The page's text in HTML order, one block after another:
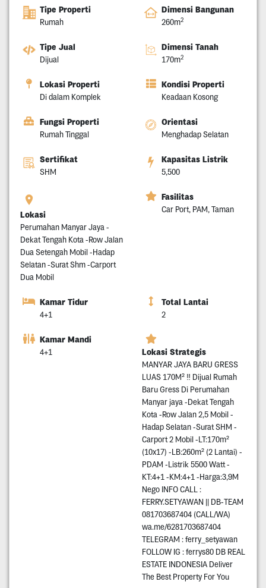
Tipe Properti
Rumah
Dimensi Bangunan
260m2
Tipe Jual
Dijual
Dimensi Tanah
170m2
Lokasi Properti
Di dalam Komplek
Kondisi Properti
Keadaan Kosong
Fungsi Properti
Rumah Tinggal
Orientasi
Menghadap Selatan
Sertifikat
SHM
Kapasitas Listrik
5,500
Lokasi
Perumahan Manyar Jaya -
Dekat Tengah Kota -Row Jalan
Dua Setengah Mobil -Hadap
Selatan -Surat Shm -Carport
Dua Mobil
Fasilitas
Car Port, PAM, Taman
Kamar Tidur
4+1
Total Lantai
2
Kamar Mandi
4+1 Lokasi Strategis
MANYAR JAYA BARU GRESS
LUAS 170M² ‼️ Dijual Rumah
Baru Gress Di Perumahan
Manyar jaya -Dekat Tengah
Kota -Row Jalan 2,5 Mobil -
Hadap Selatan -Surat SHM -
Carport 2 Mobil -LT:170m²
(10x17) -LB:260m² (2 Lantai) -
PDAM -Listrik 5500 Watt -
KT:4+1 -KM:4+1 -Harga:3,9M
Nego INFO CALL :
FERRY.SETYAWAN || DB-TEAM
081703687404 (CALL/WA)
wa.me/6281703687404
TELEGRAM : ferry_setyawan
FOLLOW IG : ferrys80 DB REAL
ESTATE INDONESIA Deliver
The Best Property For You